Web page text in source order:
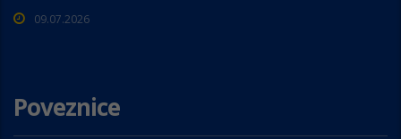
09.07.2026
Poveznice